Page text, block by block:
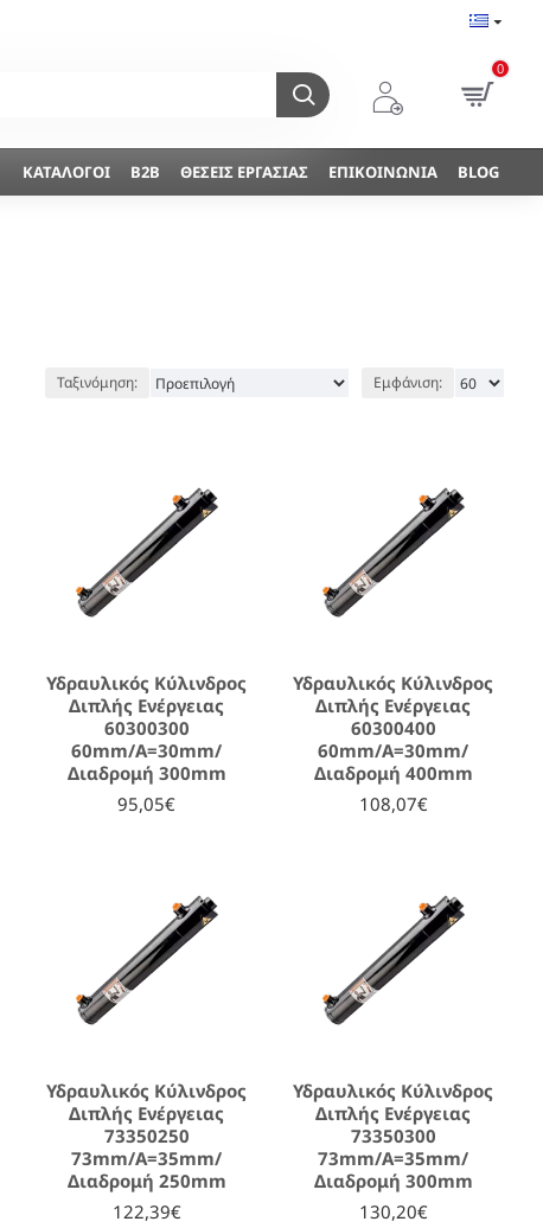
0
ΚΑΤΆΛΟΓΟΙ B2B ΘΈΣΕΙΣ ΕΡΓΑΣΊΑΣ ΕΠΙΚΟΙΝΩΝΊΑ BLOG
Ταξινόμηση: Εμφάνιση:
Υδραυλικός Κύλινδρος
Διπλής Ενέργειας
60300300
60mm/A=30mm/
Διαδρομή 300mm
95,05€
Υδραυλικός Κύλινδρος
Διπλής Ενέργειας
60300400
60mm/A=30mm/
Διαδρομή 400mm
108,07€
Υδραυλικός Κύλινδρος
Διπλής Ενέργειας
73350250
73mm/A=35mm/
Διαδρομή 250mm
122,39€
Υδραυλικός Κύλινδρος
Διπλής Ενέργειας
73350300
73mm/A=35mm/
Διαδρομή 300mm
130,20€